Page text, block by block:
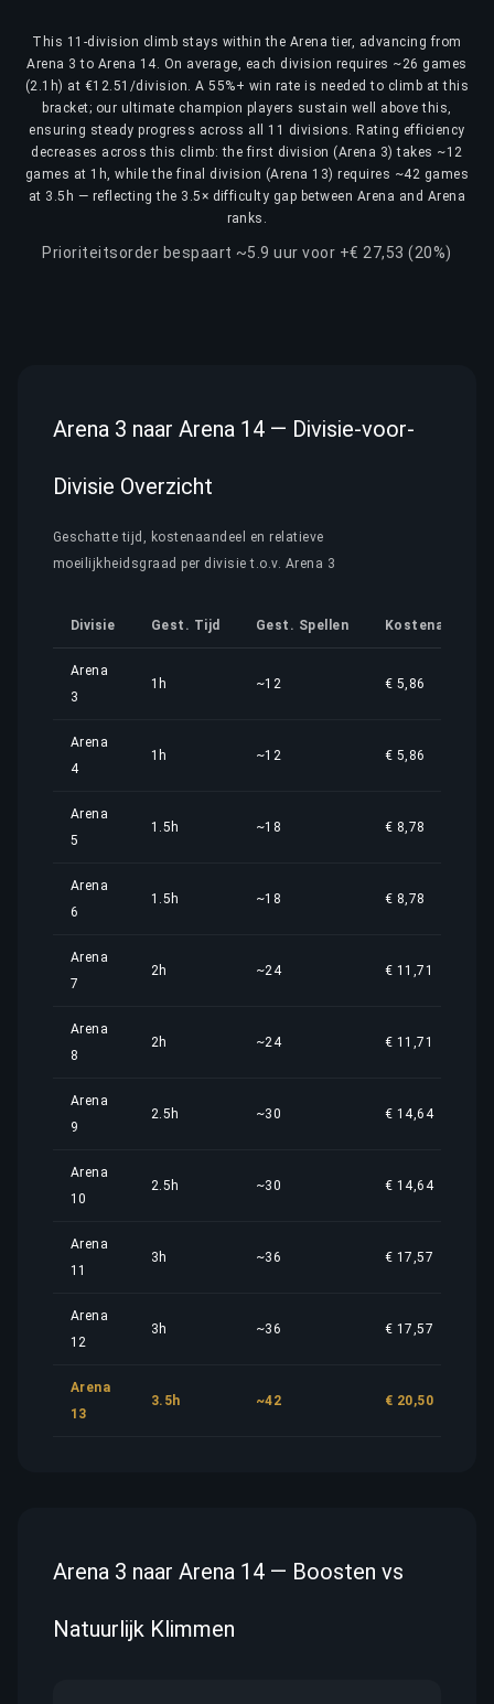
This 11-division climb stays within the Arena tier, advancing from
Arena 3 to Arena 14. On average, each division requires ~26 games
(2.1h) at €12.51/division. A 55%+ win rate is needed to climb at this
bracket; our ultimate champion players sustain well above this,
ensuring steady progress across all 11 divisions. Rating efficiency
decreases across this climb: the first division (Arena 3) takes ~12
games at 1h, while the final division (Arena 13) requires ~42 games
at 3.5h — reflecting the 3.5× difficulty gap between Arena and Arena
ranks.
Prioriteitsorder bespaart ~5.9 uur voor +€ 27,53 (20%)
Arena 3 naar Arena 14 — Divisie-voor-
Divisie Overzicht
Geschatte tijd, kostenaandeel en relatieve
moeilijkheidsgraad per divisie t.o.v. Arena 3
Divisie Gest. Tijd Gest. Spellen Kostenaandeel
Arena
3
1h ~12 € 5,86
Arena
4
1h ~12 € 5,86
Arena
5
1.5h ~18 € 8,78
Arena
6
1.5h ~18 € 8,78
Arena
7
2h ~24 € 11,71
Arena
8
2h ~24 € 11,71
Arena
9
2.5h ~30 € 14,64
Arena
10
2.5h ~30 € 14,64
Arena
11
3h ~36 € 17,57
Arena
12
3h ~36 € 17,57
Arena
13
3.5h ~42 € 20,50
Arena 3 naar Arena 14 — Boosten vs
Natuurlijk Klimmen